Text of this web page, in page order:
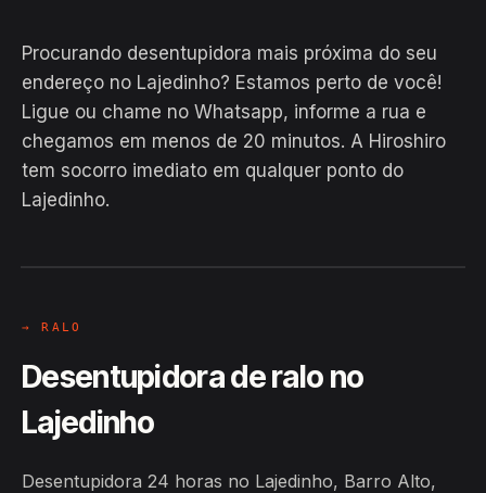
Procurando desentupidora mais próxima do seu
endereço no Lajedinho? Estamos perto de você!
Ligue ou chame no Whatsapp, informe a rua e
chegamos em menos de 20 minutos. A Hiroshiro
tem socorro imediato em qualquer ponto do
Lajedinho.
EM CAMPO
→ RALO
Desentupidora de ralo no
Lajedinho
Desentupidora 24 horas no Lajedinho, Barro Alto,